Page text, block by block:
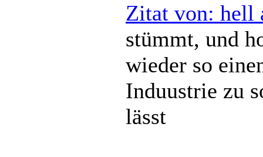
Zitat von: hell
stümmt, und
wieder so
Induustrie zu
lässt